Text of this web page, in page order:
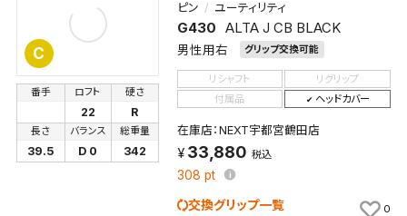
C
ピン ユーティリティ
G430 ALTA J CB BLACK
男性用右 グリップ交換可能
番手 ロフト
22
硬さ
R
長さ
39.5
バランス
D 0
総重量
342
リシャフト
リグリップ
付属品
ヘッドカバー
在庫店：NEXT宇都宮鶴田店
33,880 税込
308 pt
交換グリップ一覧 0
検索条件を保存
この検索条件をマイページ内「保存検索条件一覧」に